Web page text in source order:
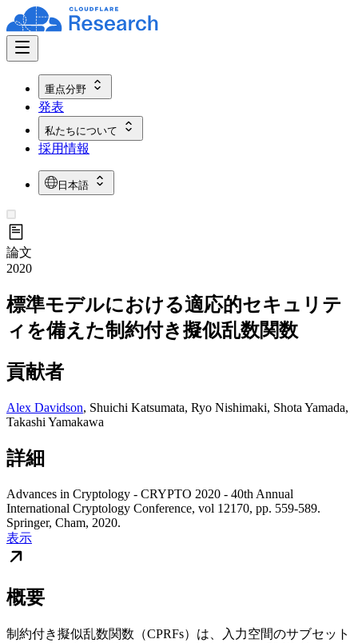
重点分野
発表
私たちについて
採用情報
日本語
論文
2020
標準モデルにおける適応的セキュリテ
ィを備えた制約付き擬似乱数関数
貢献者
Alex Davidson, Shuichi Katsumata, Ryo Nishimaki, Shota Yamada,
Takashi Yamakawa
詳細
Advances in Cryptology - CRYPTO 2020 - 40th Annual
International Cryptology Conference, vol 12170, pp. 559-589.
Springer, Cham, 2020.
表示
概要
制約付き擬似乱数関数（CPRFs）は、入力空間のサブセット